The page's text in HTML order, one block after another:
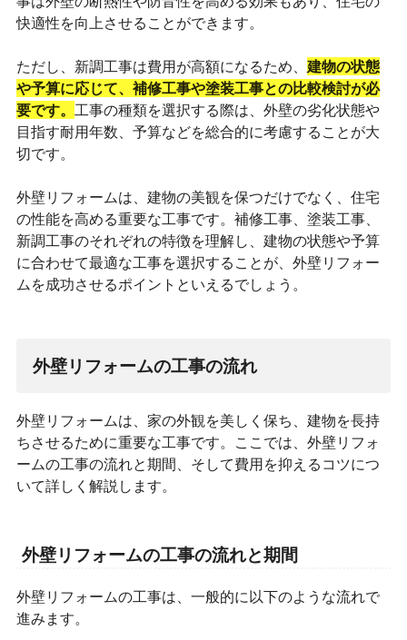
快適性を向上させることができます。
ただし、新調工事は費用が高額になるため、 建物の状態
や予算に応じて、補修工事や塗装工事との比較検討が必
要です。 工事の種類を選択する際は、外壁の劣化状態や
目指す耐用年数、予算などを総合的に考慮することが大
切です。
外壁リフォームは、建物の美観を保つだけでなく、住宅
の性能を高める重要な工事です。補修工事、塗装工事、
新調工事のそれぞれの特徴を理解し、建物の状態や予算
に合わせて最適な工事を選択することが、外壁リフォー
ムを成功させるポイントといえるでしょう。
外壁リフォームの工事の流れ
外壁リフォームは、家の外観を美しく保ち、建物を長持
ちさせるために重要な工事です。ここでは、外壁リフォ
ームの工事の流れと期間、そして費用を抑えるコツにつ
いて詳しく解説します。
外壁リフォームの工事の流れと期間
外壁リフォームの工事は、一般的に以下のような流れで
進みます。